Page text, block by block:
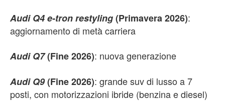
Audi Q4 e-tron restyling(Primavera 2026):
aggiornamento di metà carriera
Audi Q7(Fine 2026): nuova generazione
Audi Q9(Fine 2026): grande suv di lusso a 7
posti, con motorizzazioni ibride (benzina e diesel)